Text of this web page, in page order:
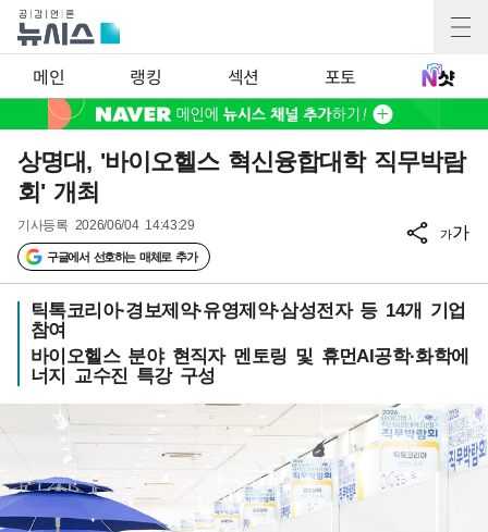
메인 랭킹 섹션 포토
상명대, '바이오헬스 혁신융합대학 직무박람
회' 개최
기사등록 2026/06/04 14:43:29
구글에서 선호하는 매체로 추가
가가
틱톡코리아·경보제약·유영제약·삼성전자 등 14개 기업
참여
바이오헬스 분야 현직자 멘토링 및 휴먼AI공학·화학에
너지 교수진 특강 구성